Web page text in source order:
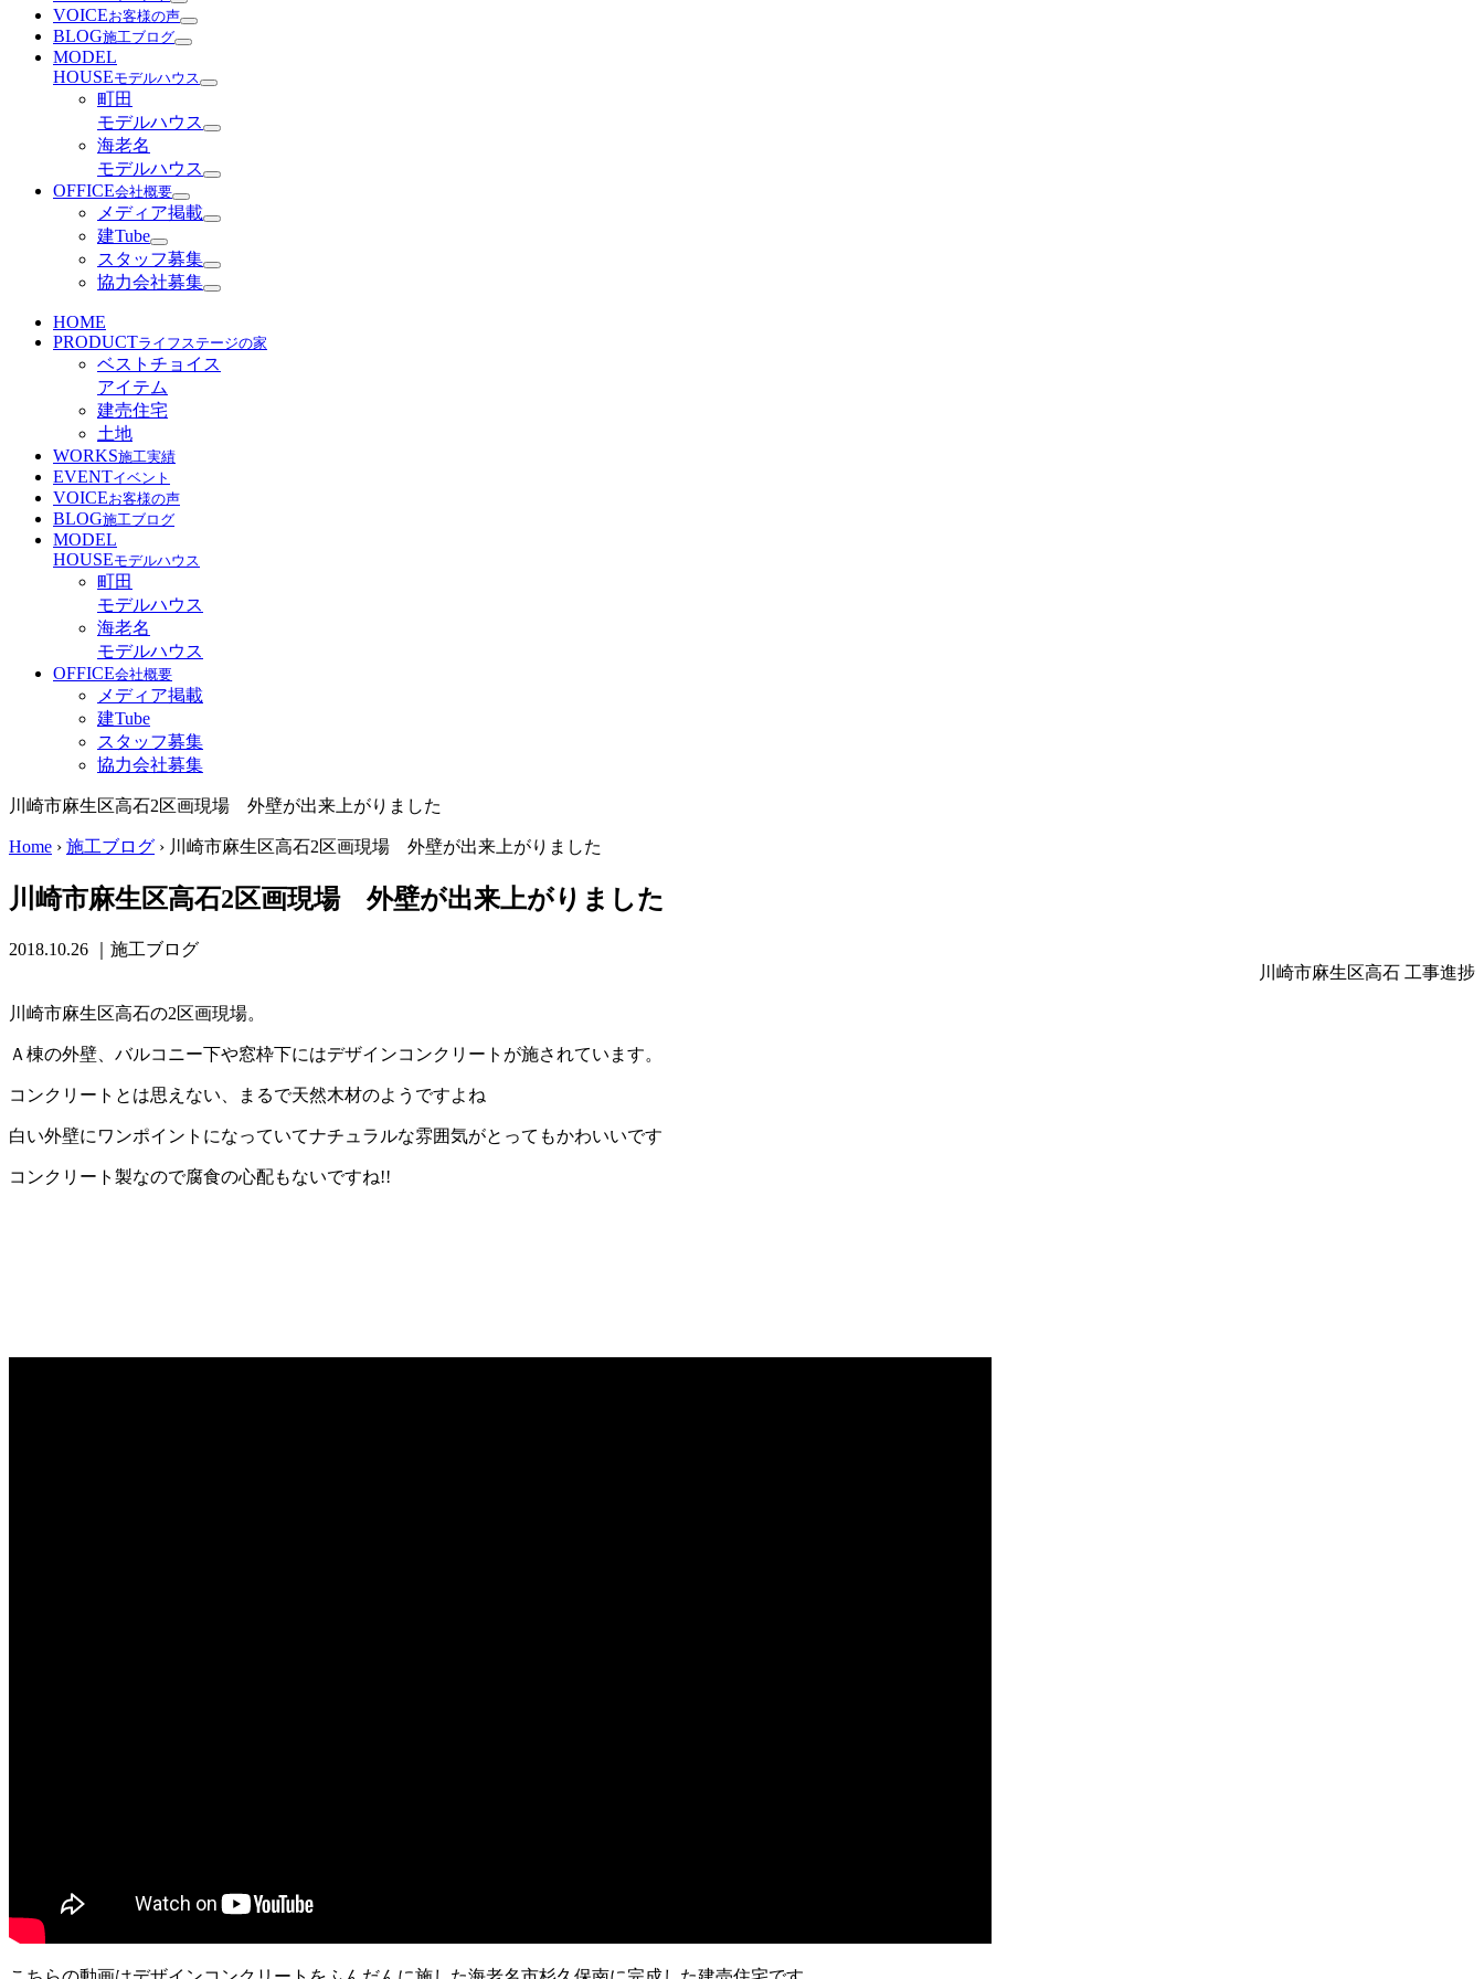
VOICEお客様の声
BLOG施工ブログ
MODEL
HOUSEモデルハウス
町田
モデルハウス
海老名
モデルハウス
OFFICE会社概要
メディア掲載
建Tube
スタッフ募集
協力会社募集
HOME
PRODUCTライフステージの家
ベストチョイス
アイテム
建売住宅
土地
WORKS施工実績
EVENTイベント
VOICEお客様の声
BLOG施工ブログ
MODEL
HOUSEモデルハウス
町田
モデルハウス
海老名
モデルハウス
OFFICE会社概要
メディア掲載
建Tube
スタッフ募集
協力会社募集
川崎市麻生区高石2区画現場 外壁が出来上がりました
Home › 施工ブログ › 川崎市麻生区高石2区画現場 外壁が出来上がりました
川崎市麻生区高石2区画現場 外壁が出来上がりました
2018.10.26
｜施工ブログ
川崎市麻生区高石 工事進捗
川崎市麻生区高石の2区画現場。
Ａ棟の外壁、バルコニー下や窓枠下にはデザインコンクリートが施されています。
コンクリートとは思えない、まるで天然木材のようですよね
白い外壁にワンポイントになっていてナチュラルな雰囲気がとってもかわいいです
コンクリート製なので腐食の心配もないですね!!